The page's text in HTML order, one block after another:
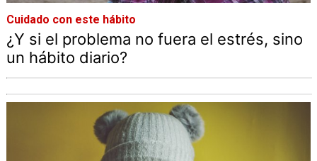
Cuidado con este hábito
¿Y si el problema no fuera el estrés, sino
un hábito diario?